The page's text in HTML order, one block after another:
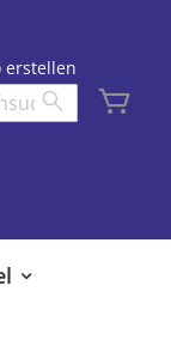
erstellen
Search